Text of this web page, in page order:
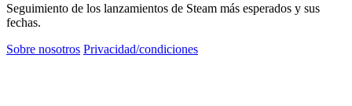
Seguimiento de los lanzamientos de Steam más esperados y sus
fechas.
Sobre nosotros Privacidad/condiciones